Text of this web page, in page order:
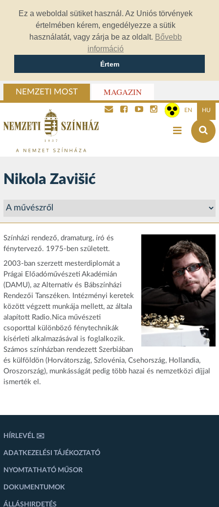
Ez a weboldal sütiket használ. Az Uniós törvények
értelmében kérem, engedélyezze a sütik
használatát, vagy zárja be az oldalt. Bővebb
információ
Értem
NEMZETI MOST MAGAZIN
EN HU
Nikola Zavišić
Színházi rendező, dramaturg, író és
fénytervező. 1975-ben született.
2003-ban szerzett mesterdiplomát a
Prágai Előadóművészeti Akadémián
(DAMU), az Alternatív és Bábszínházi
Rendezői Tanszéken. Intézményi keretek
között végzett munkája mellett, az általa
alapított Radio.Nica művészeti
csoporttal különböző fénytechnikák
kísérleti alkalmazásával is foglalkozik.
Számos színházban rendezett Szerbiában
és külföldön (Horvátország, Szlovénia, Csehország, Hollandia,
Oroszország), munkásságát pedig több hazai és nemzetközi díjjal
ismerték el.
HÍRLEVÉL ✉️
ADATKEZELÉSI TÁJÉKOZTATÓ
NYOMTATHATÓ MŰSOR
DOKUMENTUMOK
ÁLLÁSHIRDETÉS